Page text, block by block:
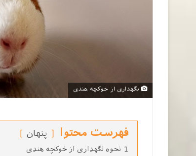
نگهداری از خوکچه هندی
فهرست محتوا پنهان
1 نحوه نگهداری از خوکچه هندی